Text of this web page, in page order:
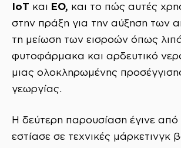
IoT και EO, και το πώς αυτές
στην πράξη για την αύξηση των
τη μείωση των εισροών όπως
φυτοφάρμακα και αρδευτικό
μιας ολοκληρωμένης
γεωργίας.
Η δεύτερη παρουσίαση έγινε από
εστίασε σε τεχνικές μάρκετινγκ